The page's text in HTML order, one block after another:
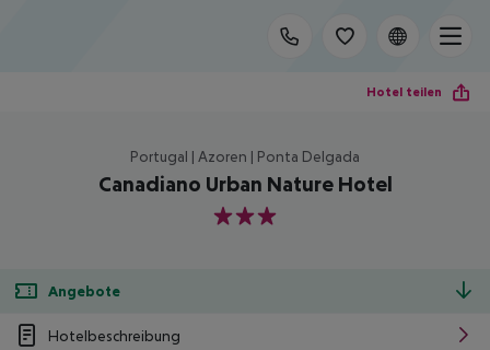
Hotel teilen
Portugal | Azoren | Ponta Delgada
Canadiano Urban Nature Hotel
3
Angebote
Hotelbeschreibung